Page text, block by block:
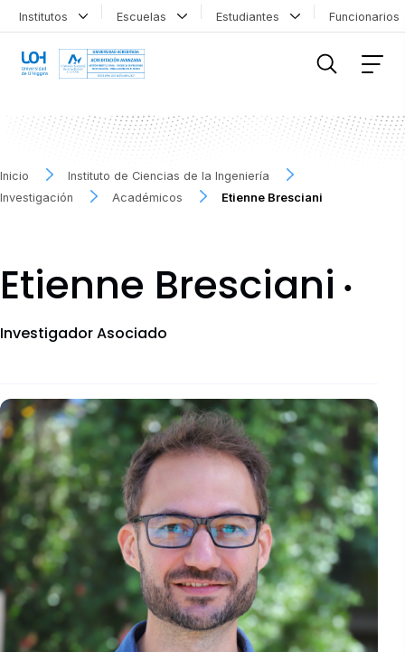
Institutos Escuelas Estudiantes
Inicio
Instituto de Ciencias de la Ingeniería
Investigación
Académicos Etienne Bresciani
Etienne Bresciani ●
Investigador Asociado